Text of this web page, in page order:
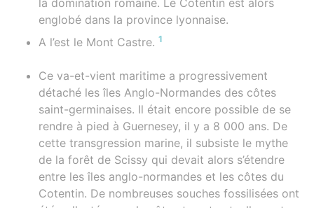
la domination romaine. Le Cotentin est alors
englobé dans la province lyonnaise.
A l’est le Mont Castre. 1
Ce va-et-vient maritime a progressivement
détaché les îles Anglo-Normandes des côtes
saint-germinaises. Il était encore possible de se
rendre à pied à Guernesey, il y a 8 000 ans. De
cette transgression marine, il subsiste le mythe
de la forêt de Scissy qui devait alors s’étendre
entre les îles anglo-normandes et les côtes du
Cotentin. De nombreuses souches fossilisées ont